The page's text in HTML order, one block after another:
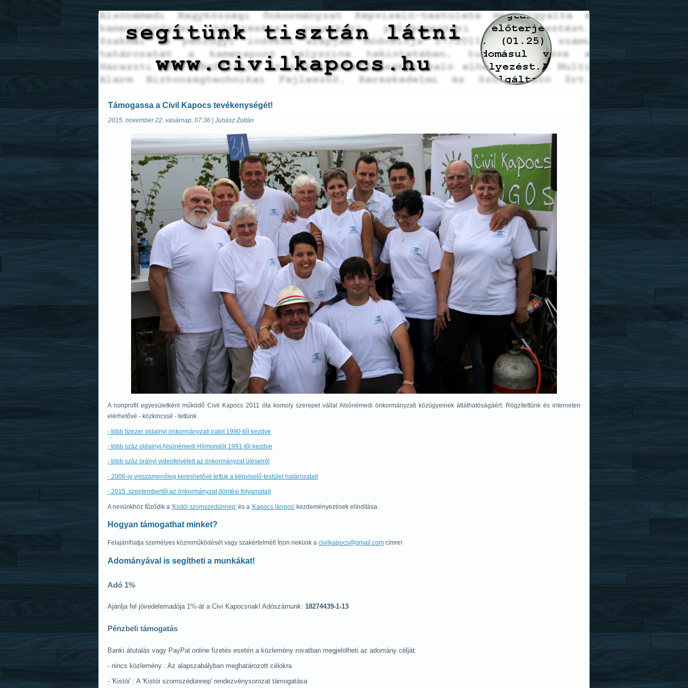
Támogassa a Civil Kapocs tevékenységét!
2015. november 22. vasárnap, 07:36 | Juhász Zoltán
A nonprofit egyesületként működő Civil Kapocs 2011 óta komoly szerepet vállal Alsónémedi önkormányzati közügyeinek átláthatóságáért. Rögzítettünk és interneten
elérhetővé - közkincssé - tettünk
- több tízezer oldalnyi önkormányzati iratot 1990-től kezdve
- több száz oldalnyi Alsónémedi Hírmondót 1991-től kezdve
- több száz órányi videofelvételt az önkormányzat üléseiről
- 2006-ig visszamenőleg kereshetővé tettük a képviselő-testület határozatait
- 2015. szeptembertől az önkormányzat döntési folyamatait
A nevünkhöz fűződik a 'Kistói szomszédünnep' és a 'Kapocs lángos' kezdeményezések elíndítása.
Hogyan támogathat minket?
Felajánlhatja személyes közreműködését vagy szakértelmét! Írjon nekünk a civilkapocs@gmail.com címre!
Adományával is segítheti a munkákat!
Adó 1%
Ajánlja fel jövedelemadója 1%-át a Civi Kapocsnak! Adószámunk: 18274439-1-13
Pénzbeli támogatás
Banki átutalás vagy PayPal online fizetés esetén a közlemény rovatban megjelölheti az adomány célját:
- nincs közlemény : Az alapszabályban meghatározott célokra
- 'Kistói' : A 'Kistói szomszédünnep' rendezvénysorozat támogatása